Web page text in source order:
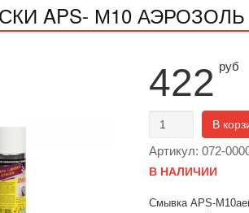
APS- М10 АЭРОЗОЛЬ
422 руб
В
Артикул: 072-
В НАЛИЧИИ
Смывка APS-